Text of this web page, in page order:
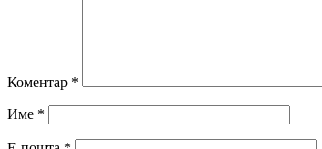
Коментар *
Име *